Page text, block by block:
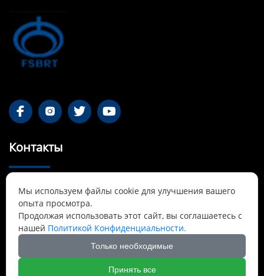
   
Контакты

55-1 Qianjin Road, район Синьфу, Фушунь,
Ляонин
 Cnbrtsummer@gmail.com
+8613841389007
Мы используем файлы cookie для улучшения вашего
опыта просмотра.
Продолжая использовать этот сайт, вы соглашаетесь с
нашей Политикой Конфиденциальности.
Только необходимые
Принять все